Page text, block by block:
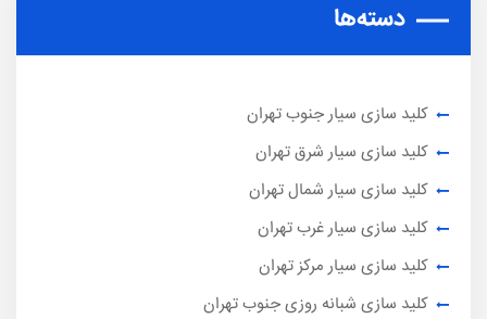
دسته‌ها
کلید سازی سیار جنوب تهران
کلید سازی سیار شرق تهران
کلید سازی سیار شمال تهران
کلید سازی سیار غرب تهران
کلید سازی سیار مرکز تهران
کلید سازی شبانه روزی جنوب تهران